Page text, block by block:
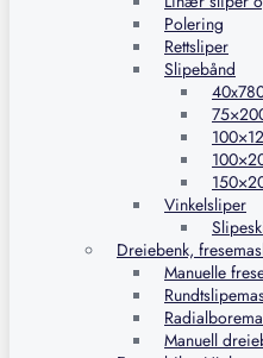
Polering
Rettsliper
Slipebånd
Vinkelsliper
Dreiebenk,
Manuelle
Manuell